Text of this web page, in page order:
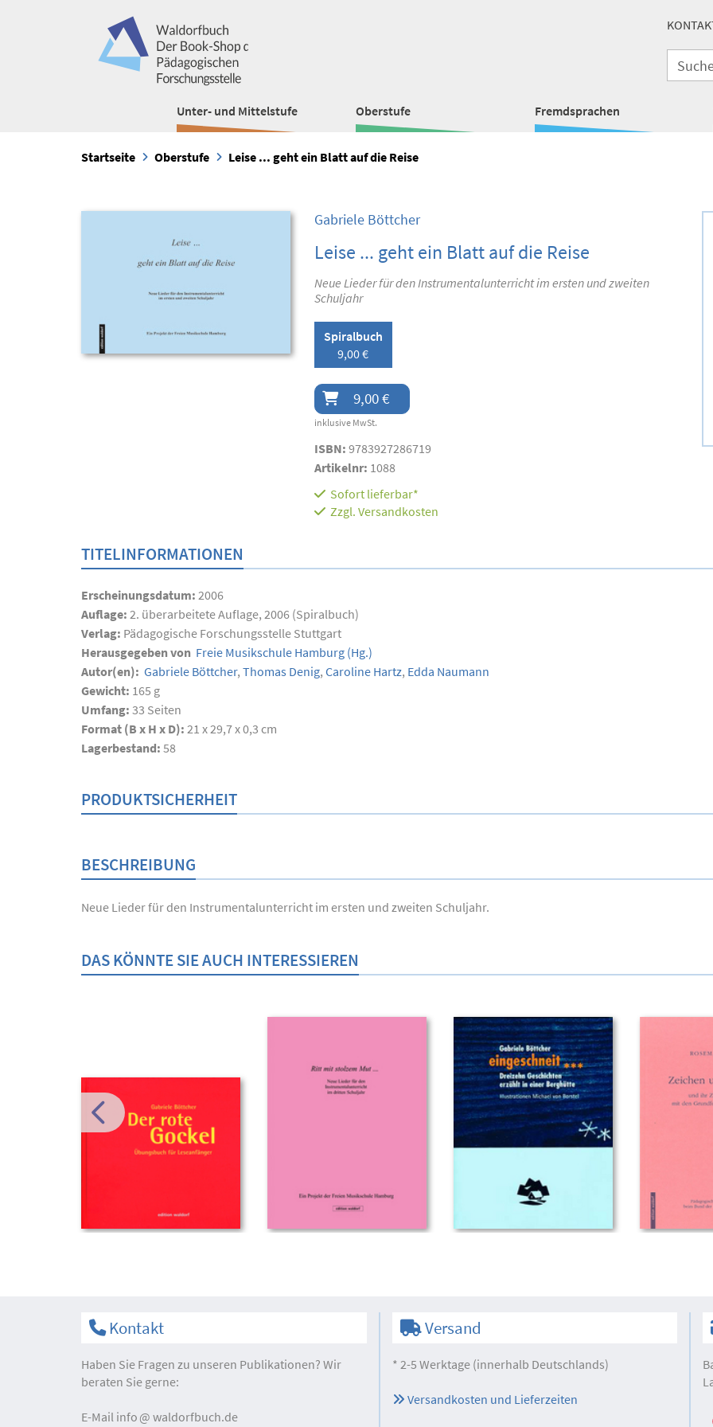
Unter- und Mittelstufe Oberstufe Fremdsprachen
Startseite Oberstufe Leise ... geht ein Blatt auf die Reise
Gabriele Böttcher
Leise ... geht ein Blatt auf die Reise
Neue Lieder für den Instrumentalunterricht im ersten und zweiten
Schuljahr
Spiralbuch
9,00 €
9,00 €
inklusive MwSt.
ISBN: 9783927286719
Artikelnr: 1088
Sofort lieferbar*
Zzgl. Versandkosten
TITELINFORMATIONEN
Erscheinungsdatum: 2006
Auflage: 2. überarbeitete Auflage, 2006 (Spiralbuch)
Verlag: Pädagogische Forschungsstelle Stuttgart
Herausgegeben von Freie Musikschule Hamburg (Hg.)
Autor(en): Gabriele Böttcher, Thomas Denig, Caroline Hartz, Edda Naumann
Gewicht: 165 g
Umfang: 33 Seiten
Format (B x H x D): 21 x 29,7 x 0,3 cm
Lagerbestand: 58
PRODUKTSICHERHEIT
BESCHREIBUNG
Neue Lieder für den Instrumentalunterricht im ersten und zweiten Schuljahr.
DAS KÖNNTE SIE AUCH INTERESSIEREN
Kontakt
Haben Sie Fragen zu unseren Publikationen? Wir
beraten Sie gerne:
E-Mail info waldorfbuch.de
Versand
* 2-5 Werktage (innerhalb Deutschlands)
Versandkosten und Lieferzeiten